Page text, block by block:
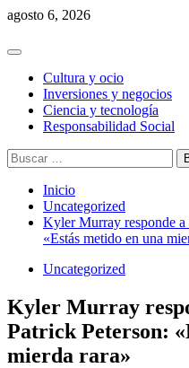
Saltar
contenido
agosto 6, 2026
Menú
principalCultura y ocio
Inversiones y negocios
Ciencia y tecnología
Responsabilidad Social
Buscar:
Inicio
Uncategorized
Kyler Murray responde a
«Estás metido en una
Uncategorized
Kyler Murray
Patrick Peterson:
mierda rara»